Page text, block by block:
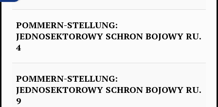
POMMERN-STELLUNG:
JEDNOSEKTOROWY SCHRON BOJOWY RU.
4
POMMERN-STELLUNG:
JEDNOSEKTOROWY SCHRON BOJOWY RU.
9